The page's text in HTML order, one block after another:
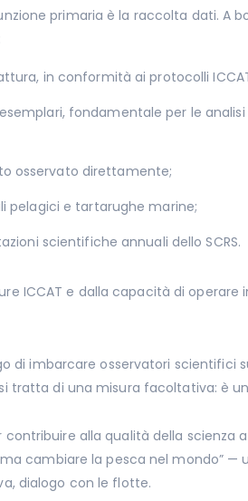
primaria è la raccolta dati. A
in conformità ai protocolli
fondamentale per le analisi
osservato direttamente;
pelagici e tartarughe marine;
scientifiche annuali dello SCRS.
ICCAT e dalla capacità di operare
di imbarcare osservatori scientifici
tratta di una misura facoltativa: è
alla qualità della scienza
cambiare la pesca nel mondo” —
dialogo con le flotte.